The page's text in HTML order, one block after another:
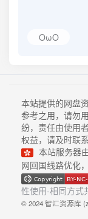
OωO
本站提供的网盘
参考之用，请勿
纷，责任由使用
权益，请及时联
本站服务器
网回国线路优化
性使用-相同方式
© 2024 智汇资源库